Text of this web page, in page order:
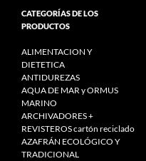
CATEGORÍAS DE LOS
PRODUCTOS
ALIMENTACION Y
DIETETICA
ANTIDUREZAS
AQUA DE MAR y ORMUS
MARINO
ARCHIVADORES +
REVISTEROS cartón reciclado
AZAFRÁN ECOLÓGICO Y
TRADICIONAL